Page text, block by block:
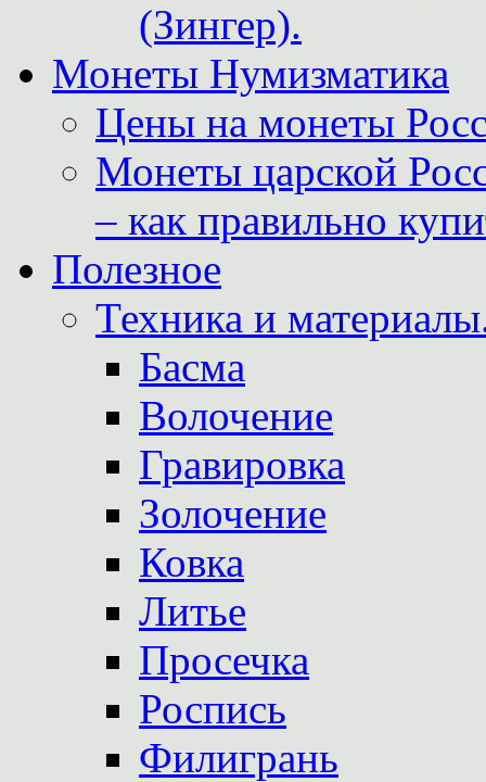
(Зингер).
Монеты Нумизматика
Цены на монеты
Монеты царской
– как правильно
Полезное
Техника и
Басма
Волочение
Гравировка
Золочение
Ковка
Литье
Просечка
Роспись
Филигрань